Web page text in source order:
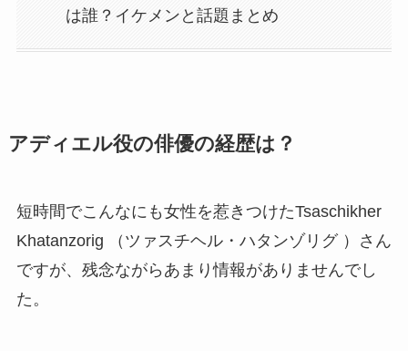
は誰？イケメンと話題まとめ
アディエル役の俳優の経歴は？
短時間でこんなにも女性を惹きつけたTsaschikher
Khatanzorig （ツァスチヘル・ハタンゾリグ ）さん
ですが、残念ながらあまり情報がありませんでし
た。